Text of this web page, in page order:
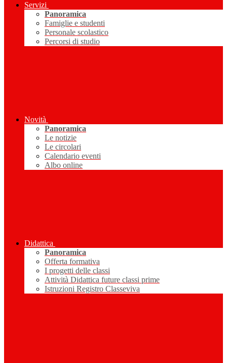
Servizi
Panoramica
Famiglie e studenti
Personale scolastico
Percorsi di studio
Novità
Panoramica
Le notizie
Le circolari
Calendario eventi
Albo online
Didattica
Panoramica
Offerta formativa
I progetti delle classi
Attività Didattica future classi prime
Istruzioni Registro Classeviva